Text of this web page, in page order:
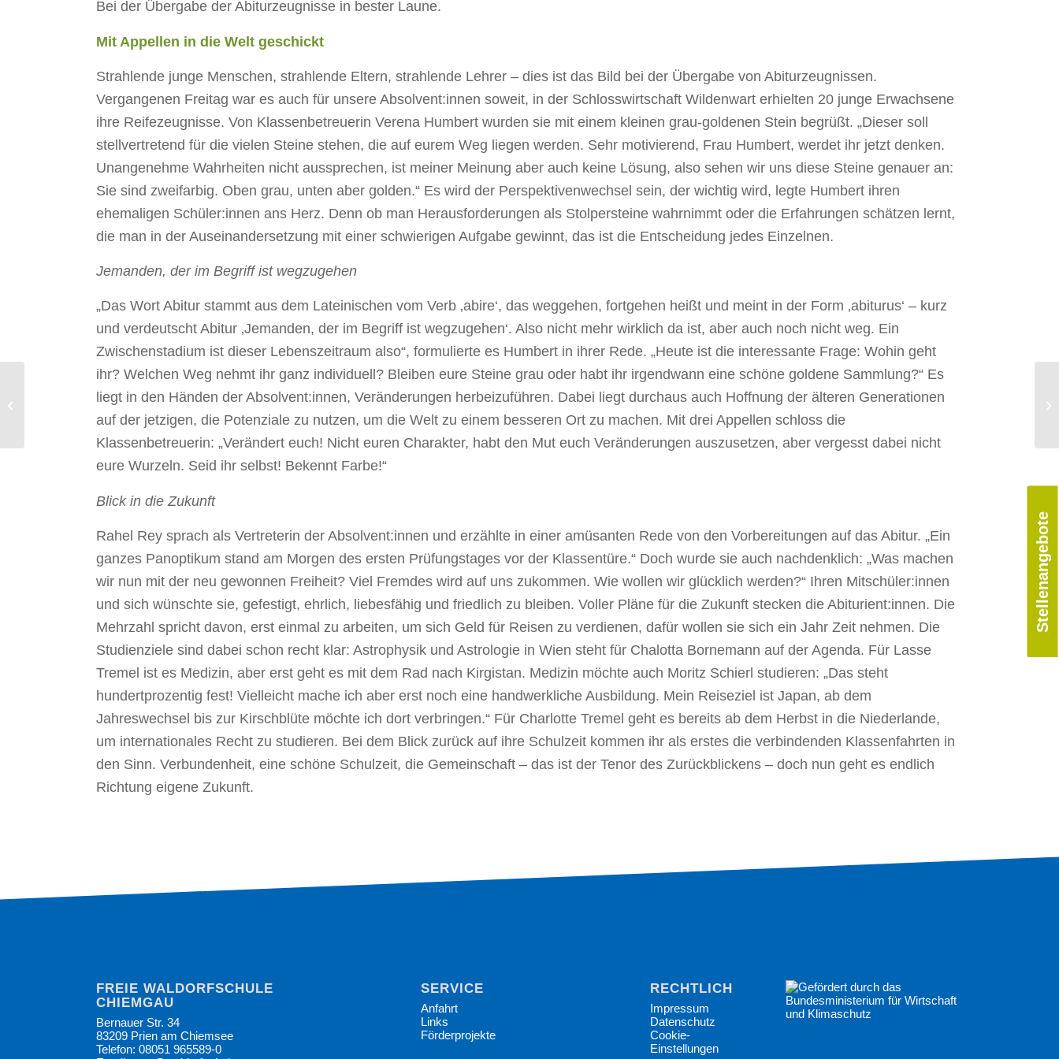
Stellenangebote
Bei der Übergabe der Abiturzeugnisse in bester Laune.
Mit Appellen in die Welt geschickt
Strahlende junge Menschen, strahlende Eltern, strahlende Lehrer – dies ist das Bild bei der Übergabe von Abiturzeugnissen.
Vergangenen Freitag war es auch für unsere Absolvent:innen soweit, in der Schlosswirtschaft Wildenwart erhielten 20 junge Erwachsene
ihre Reifezeugnisse. Von Klassenbetreuerin Verena Humbert wurden sie mit einem kleinen grau-goldenen Stein begrüßt. „Dieser soll
stellvertretend für die vielen Steine stehen, die auf eurem Weg liegen werden. Sehr motivierend, Frau Humbert, werdet ihr jetzt denken.
Unangenehme Wahrheiten nicht aussprechen, ist meiner Meinung aber auch keine Lösung, also sehen wir uns diese Steine genauer an:
Sie sind zweifarbig. Oben grau, unten aber golden.“ Es wird der Perspektivenwechsel sein, der wichtig wird, legte Humbert ihren
ehemaligen Schüler:innen ans Herz. Denn ob man Herausforderungen als Stolpersteine wahrnimmt oder die Erfahrungen schätzen lernt,
die man in der Auseinandersetzung mit einer schwierigen Aufgabe gewinnt, das ist die Entscheidung jedes Einzelnen.
Jemanden, der im Begriff ist wegzugehen
„Das Wort Abitur stammt aus dem Lateinischen vom Verb ‚abire‘, das weggehen, fortgehen heißt und meint in der Form ‚abiturus‘ – kurz
und verdeutscht Abitur ‚Jemanden, der im Begriff ist wegzugehen‘. Also nicht mehr wirklich da ist, aber auch noch nicht weg. Ein
Zwischenstadium ist dieser Lebenszeitraum also“, formulierte es Humbert in ihrer Rede. „Heute ist die interessante Frage: Wohin geht
ihr? Welchen Weg nehmt ihr ganz individuell? Bleiben eure Steine grau oder habt ihr irgendwann eine schöne goldene Sammlung?“ Es
liegt in den Händen der Absolvent:innen, Veränderungen herbeizuführen. Dabei liegt durchaus auch Hoffnung der älteren Generationen
auf der jetzigen, die Potenziale zu nutzen, um die Welt zu einem besseren Ort zu machen. Mit drei Appellen schloss die
Klassenbetreuerin: „Verändert euch! Nicht euren Charakter, habt den Mut euch Veränderungen auszusetzen, aber vergesst dabei nicht
eure Wurzeln. Seid ihr selbst! Bekennt Farbe!“
Blick in die Zukunft
Rahel Rey sprach als Vertreterin der Absolvent:innen und erzählte in einer amüsanten Rede von den Vorbereitungen auf das Abitur. „Ein
ganzes Panoptikum stand am Morgen des ersten Prüfungstages vor der Klassentüre.“ Doch wurde sie auch nachdenklich: „Was machen
wir nun mit der neu gewonnen Freiheit? Viel Fremdes wird auf uns zukommen. Wie wollen wir glücklich werden?“ Ihren Mitschüler:innen
und sich wünschte sie, gefestigt, ehrlich, liebesfähig und friedlich zu bleiben. Voller Pläne für die Zukunft stecken die Abiturient:innen. Die
Mehrzahl spricht davon, erst einmal zu arbeiten, um sich Geld für Reisen zu verdienen, dafür wollen sie sich ein Jahr Zeit nehmen. Die
Studienziele sind dabei schon recht klar: Astrophysik und Astrologie in Wien steht für Chalotta Bornemann auf der Agenda. Für Lasse
Tremel ist es Medizin, aber erst geht es mit dem Rad nach Kirgistan. Medizin möchte auch Moritz Schierl studieren: „Das steht
hundertprozentig fest! Vielleicht mache ich aber erst noch eine handwerkliche Ausbildung. Mein Reiseziel ist Japan, ab dem
Jahreswechsel bis zur Kirschblüte möchte ich dort verbringen.“ Für Charlotte Tremel geht es bereits ab dem Herbst in die Niederlande,
um internationales Recht zu studieren. Bei dem Blick zurück auf ihre Schulzeit kommen ihr als erstes die verbindenden Klassenfahrten in
den Sinn. Verbundenheit, eine schöne Schulzeit, die Gemeinschaft – das ist der Tenor des Zurückblickens – doch nun geht es endlich
Richtung eigene Zukunft.
FREIE WALDORFSCHULE
CHIEMGAU
Bernauer Str. 34
83209 Prien am Chiemsee
Telefon: 08051 965589-0
SERVICE
Anfahrt
Links
Förderprojekte
RECHTLICHES
Impressum
Datenschutz
Cookie-
Einstellungen
Ein Schuljahr voller